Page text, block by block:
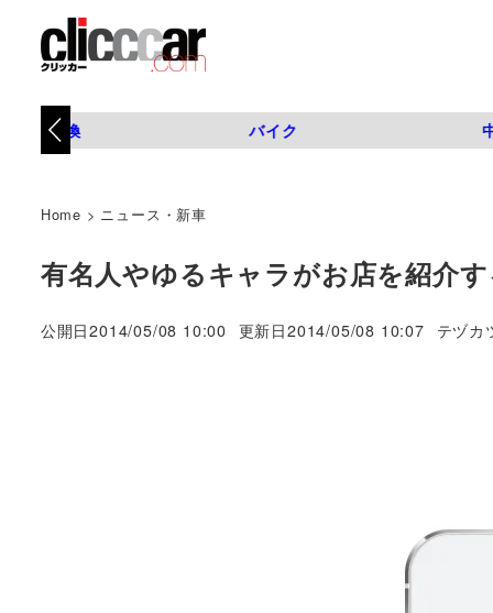
タイヤ交換 バイク
Home > ニュース・新車
有名人やゆるキャラがお店を紹介
公開日2014/05/08 10:00 更新日2014/05/08 10:07
著
テヅカ